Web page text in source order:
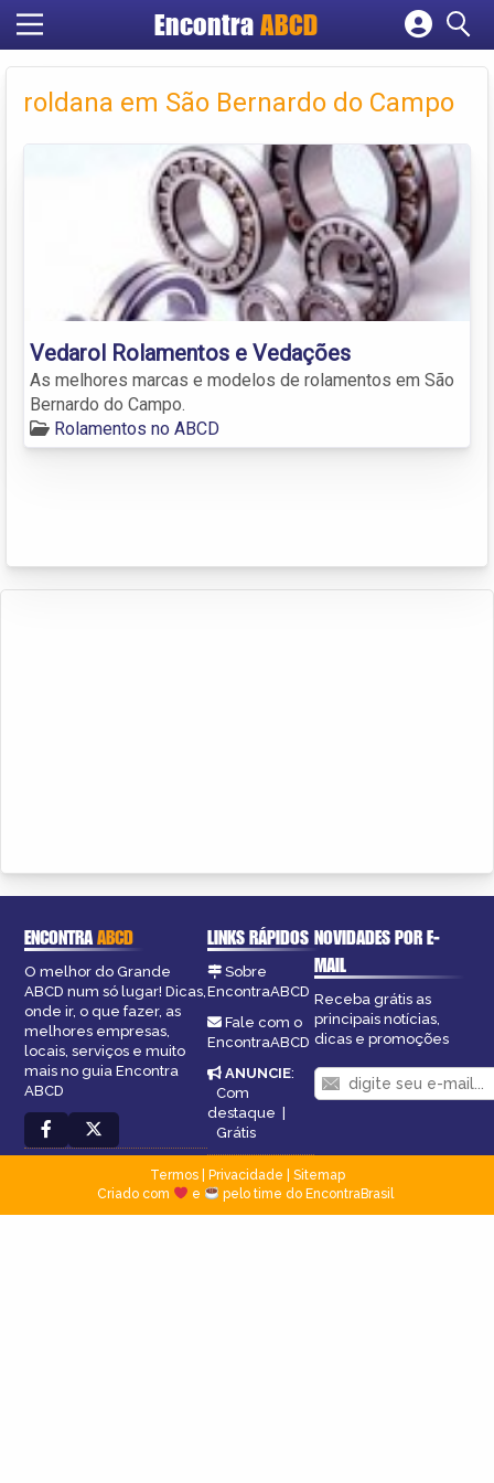
EncontraABCD
Cadastrar empresa
Criar conta
roldana em São Bernardo do Campo
Vedarol Rolamentos e Vedações
As melhores marcas e modelos de rolamentos em São
Bernardo do Campo.
Rolamentos no ABCD
ENCONTRAABCD
O melhor do Grande
ABCD num só lugar! Dicas,
onde ir, o que fazer, as
melhores empresas,
locais, serviços e muito
mais no guia Encontra
ABCD
LINKS RÁPIDOS
Sobre
EncontraABCD
Fale com o
EncontraABCD
ANUNCIE:
Com
destaque |
Grátis
NOVIDADES POR E-
MAIL
Receba grátis as
principais notícias,
dicas e promoções
Termos| Privacidade
Sitemap
Criado com
e pelo time do EncontraBrasil